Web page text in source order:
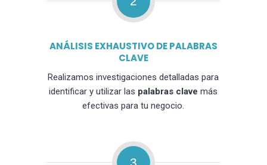
ANÁLISIS EXHAUSTIVO DE PALABRAS
CLAVE
Realizamos investigaciones detalladas para
identificar y utilizar las palabras clave más
efectivas para tu negocio.